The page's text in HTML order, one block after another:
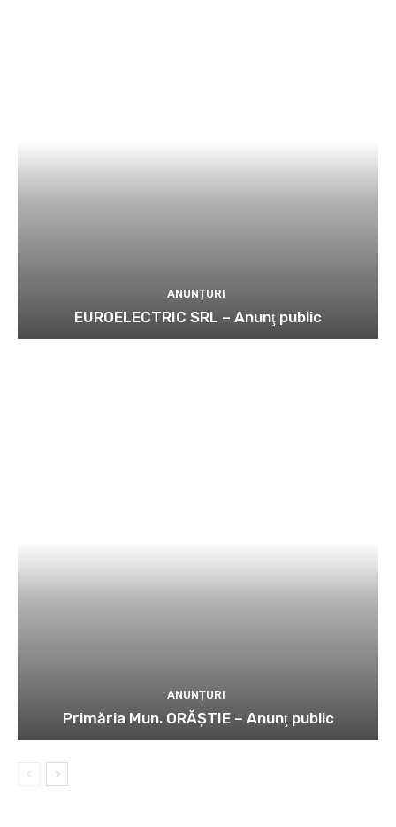
ANUNȚURI
EUROELECTRIC SRL – Anunţ public
ANUNȚURI
Primăria Mun. ORĂȘTIE – Anunţ public